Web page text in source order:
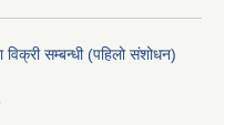
सम्बन्धी (पहिलो संशोधन)